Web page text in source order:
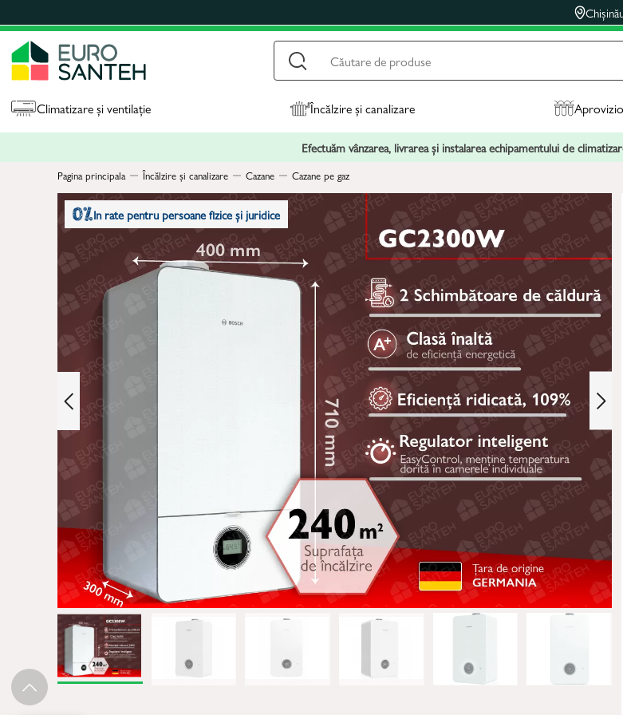
Climatizare și ventilație Încălzire și canalizare
Efectuăm vânzarea, livrarea și instalarea echipamentului de
Pagina principala Încălzire și canalizare Cazane Cazane pe gaz
In rate pentru persoane fizice și juridice